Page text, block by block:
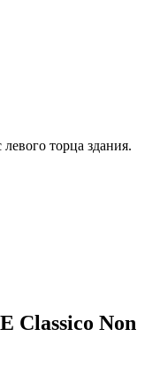
торца здания.
Classico Non